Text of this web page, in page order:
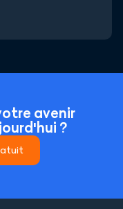
avenir
?